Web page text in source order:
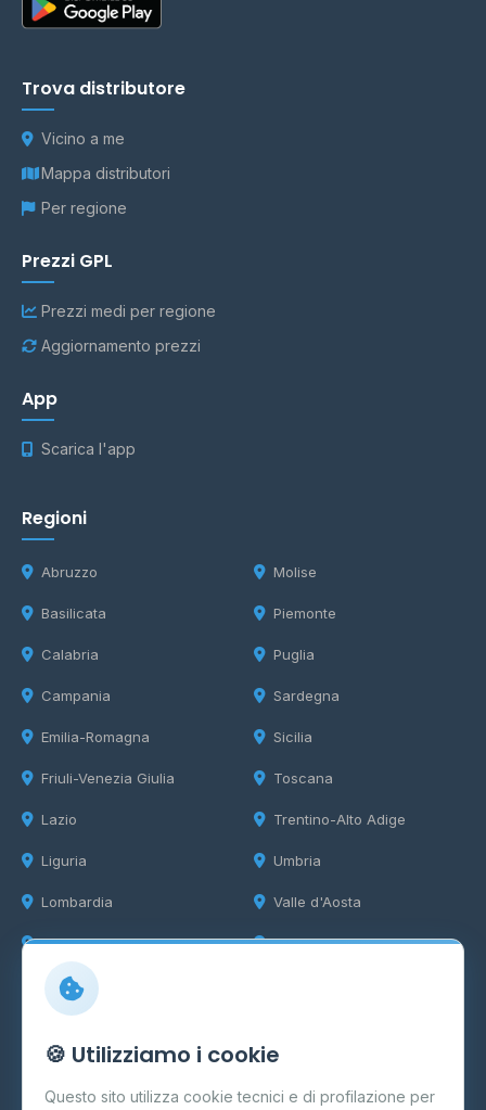
Trova distributore
Vicino a me
Mappa distributori
Per regione
Prezzi GPL
Prezzi medi per regione
Aggiornamento prezzi
App
Scarica l'app
Regioni
Abruzzo
Basilicata
Calabria
Campania
Emilia-Romagna
Friuli-Venezia Giulia
Lazio
Liguria
Lombardia
Marche
Molise
Piemonte
Puglia
Sardegna
Sicilia
Toscana
Trentino-Alto Adige
Umbria
Valle d'Aosta
Veneto
Info
Cos'è il GPL
FAQ
🍪 Utilizziamo i cookie
Questo sito utilizza cookie tecnici e di profilazione per